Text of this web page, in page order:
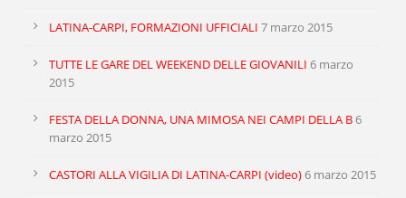
LATINA-CARPI, FORMAZIONI UFFICIALI 7 marzo 2015
TUTTE LE GARE DEL WEEKEND DELLE GIOVANILI 6 marzo
2015
FESTA DELLA DONNA, UNA MIMOSA NEI CAMPI DELLA B6
marzo 2015
CASTORI ALLA VIGILIA DI LATINA-CARPI (video)6 marzo 2015